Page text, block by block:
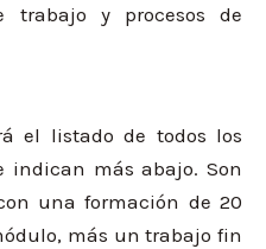
trabajo y procesos de
el listado de todos los
indican más abajo. Son
una formación de 20
más un trabajo fin